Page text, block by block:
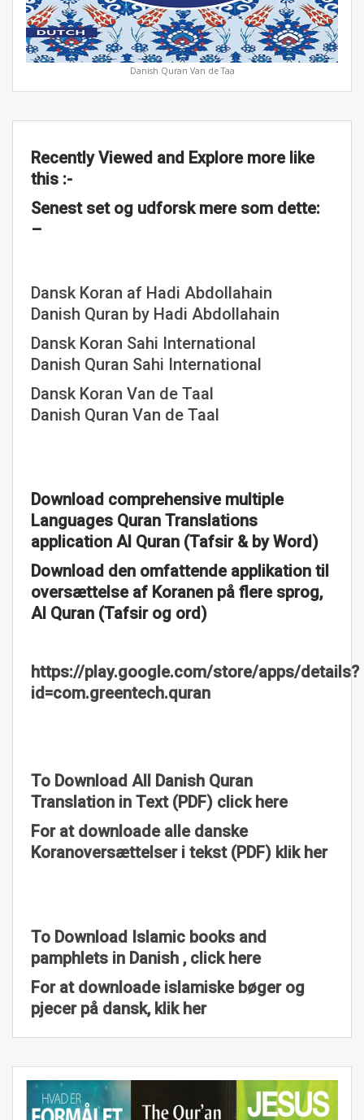
Danish Quran Van de Taa
Recently Viewed and Explore more like
this :-
Senest set og udforsk mere som dette:
–
Dansk Koran af Hadi Abdollahain
Danish Quran by Hadi Abdollahain
Dansk Koran Sahi International
Danish Quran Sahi International
Dansk Koran Van de Taal
Danish Quran Van de Taal
Download comprehensive multiple
Languages Quran Translations
application Al Quran (Tafsir & by Word)
Download den omfattende applikation til
oversættelse af Koranen på flere sprog,
Al Quran (Tafsir og ord)
https://play.google.com/store/apps/details?
id=com.greentech.quran
To Download All Danish Quran
Translation in Text (PDF) click here
For at downloade alle danske
Koranoversættelser i tekst (PDF) klik her
To Download Islamic books and
pamphlets in Danish , click here
For at downloade islamiske bøger og
pjecer på dansk, klik her